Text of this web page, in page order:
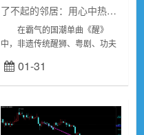
了不起的邻居：用心中热爱，谱写对未来的期待
在霸气的国潮单曲《醒》
中，非遗传统醒狮、粤剧、功夫
《醒耀岭南》这个节目带出了佛
山文化的精气神；接下来，欢快
01-31